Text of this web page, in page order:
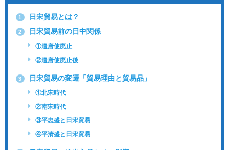
1 日宋貿易とは？
2 日宋貿易前の日中関係
①遣唐使廃止
②遣唐使廃止後
3 日宋貿易の変遷「貿易理由と貿易品」
①北宋時代
②南宋時代
③平忠盛と日宋貿易
④平清盛と日宋貿易